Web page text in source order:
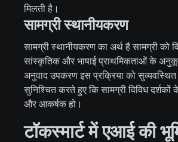
मिलती है।
सामग्री स्थानीयकरण
सामग्री स्थानीयकरण का अर्थ है सामग्री को
सांस्कृतिक और भाषाई प्राथमिकताओं के
अनुवाद उपकरण इस प्रक्रिया को
सुनिश्चित करते हुए कि सामग्री विविध दर्शकों
और आकर्षक हो।
टॉकस्मार्ट में एआई की